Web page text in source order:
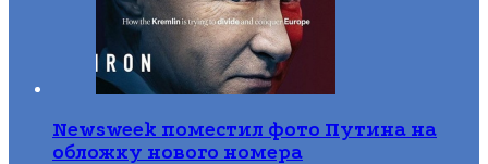
Newsweek поместил фото Путина на
обложку нового номера